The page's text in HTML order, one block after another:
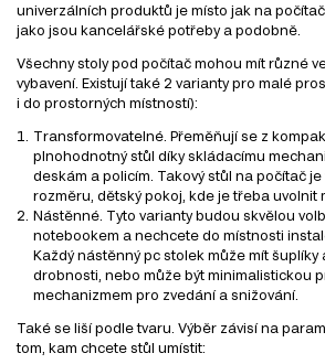
univerzálních produktů je místo jak na
jako jsou kancelářské potřeby a podobně.
Všechny stoly pod počítač mohou mít různé
vybavení. Existují také 2 varianty pro malé
i do prostorných místností):
Transformovatelné. Přeměňují se z
plnohodnotný stůl díky skládacímu
deskám a policím. Takový stůl na počítač
rozměru, dětský pokoj, kde je třeba uvolnit
Nástěnné. Tyto varianty budou skvělou
notebookem a nechcete do místnosti
Každý nástěnný pc stolek může mít šuplíky
drobnosti, nebo může být minimalistickou
mechanizmem pro zvedání a snižování.
Také se liší podle tvaru. Výběr závisí na
tom, kam chcete stůl umístit: